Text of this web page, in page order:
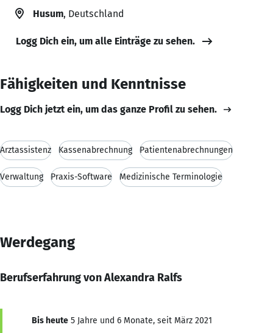
Husum, Deutschland
Logg Dich ein, um alle Einträge zu sehen.
Fähigkeiten und Kenntnisse
Logg Dich jetzt ein, um das ganze Profil zu sehen.
Arztassistenz Kassenabrechnung Patientenabrechnungen
Verwaltung Praxis-Software Medizinische Terminologie
Werdegang
Berufserfahrung von Alexandra Ralfs
Bis heute 5 Jahre und 6 Monate, seit März 2021